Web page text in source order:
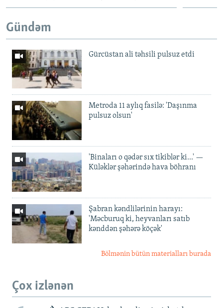
Gündəm
Gürcüstan ali təhsili pulsuz etdi
Metroda 11 aylıq fasilə: 'Daşınma
pulsuz olsun'
'Binaları o qədər sıx tikiblər ki...' —
Küləklər şəhərində hava böhranı
Şabran kəndlilərinin harayı:
'Məcburuq ki, heyvanları satıb
kənddən şəhərə köçək'
Bölmənin bütün materialları burada
Çox izlənən